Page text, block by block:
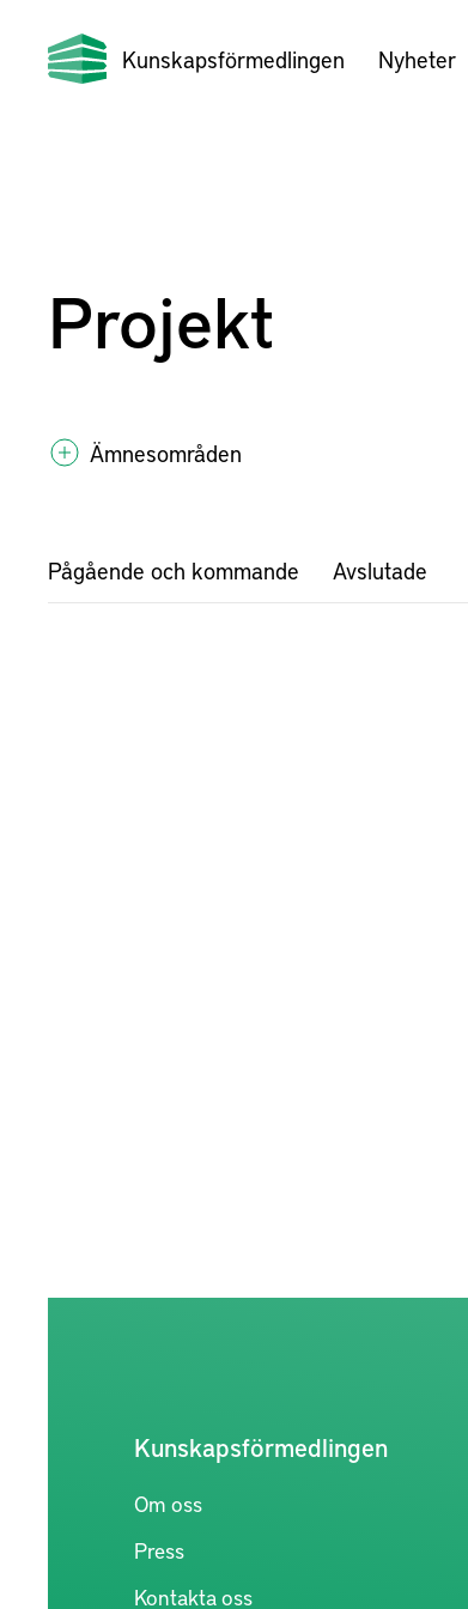
Kunskapsförmedlingen Nyheter
Projekt
Ämnesområden
Pågående och kommande Avslutade
Kunskapsförmedlingen
Om oss
Press
Kontakta oss